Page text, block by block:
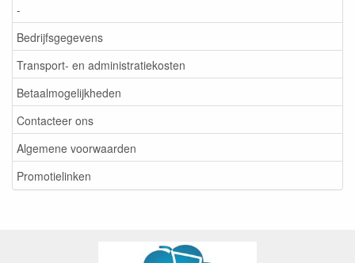
-
Bedrijfsgegevens
Transport- en administratiekosten
Betaalmogelijkheden
Contacteer ons
Algemene voorwaarden
Promotielinken